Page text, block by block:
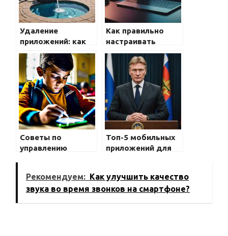
Удаление
приложений: как
убрать ненужные
программы на
телефоне
Как правильно
настраивать
настройки
конфиденциальности
на телефоне
Советы по
управлению
приложения на
телефоне
Топ-5 мобильных
приложений для
Рекомендуем:
Как улучшить качество
звука во время звонков на смартфоне?